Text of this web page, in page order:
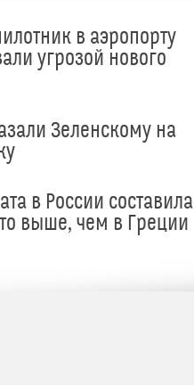
в аэропорту
угрозой нового
Зеленскому на
в России составила
выше, чем в Греции